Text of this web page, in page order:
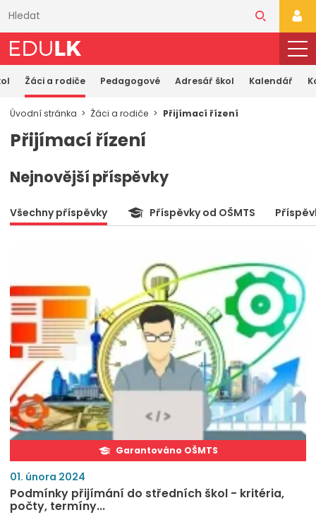
obsahu
Žáci a rodiče Pedagogové Adresář škol Kalendář
Úvodní stránka Žáci a rodiče Přijímací řízení
Přijímací řízení
Nejnovější příspěvky
Všechny příspěvky Příspěvky od OŠMTS
Garantováno OŠMTS
01. února 2024
Podmínky přijímání do středních škol - kritéria,
počty, termíny...